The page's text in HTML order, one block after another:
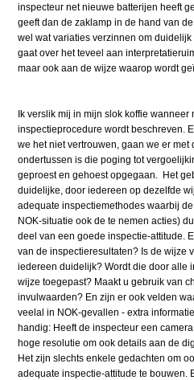
inspecteur net nieuwe batterijen heeft
geeft dan de zaklamp in de hand van
wel wat variaties verzinnen om
gaat over het teveel aan
maar ook aan de wijze waarop wordt
Ik verslik mij in mijn slok koffie wanneer
inspectieprocedure wordt beschreven.
we het niet vertrouwen, gaan we er met
ondertussen is die poging tot
geproest en gehoest opgegaan. Het
duidelijke, door iedereen op dezelfde
adequate inspectiemethodes waarbij
NOK-situatie ook de te nemen acties)
deel van een goede inspectie-attitude.
van de inspectieresultaten? Is de wijze
iedereen duidelijk? Wordt die door alle
wijze toegepast? Maakt u gebruik van
invulwaarden? En zijn er ook velden
veelal in NOK-gevallen - extra
handig: Heeft de inspecteur een
hoge resolutie om ook details aan de
Het zijn slechts enkele gedachten om
adequate inspectie-attitude te bouwen.